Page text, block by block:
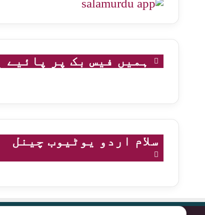
ہمیں فیس بک پر پائیے
سلام اردو یوٹیوب چینل